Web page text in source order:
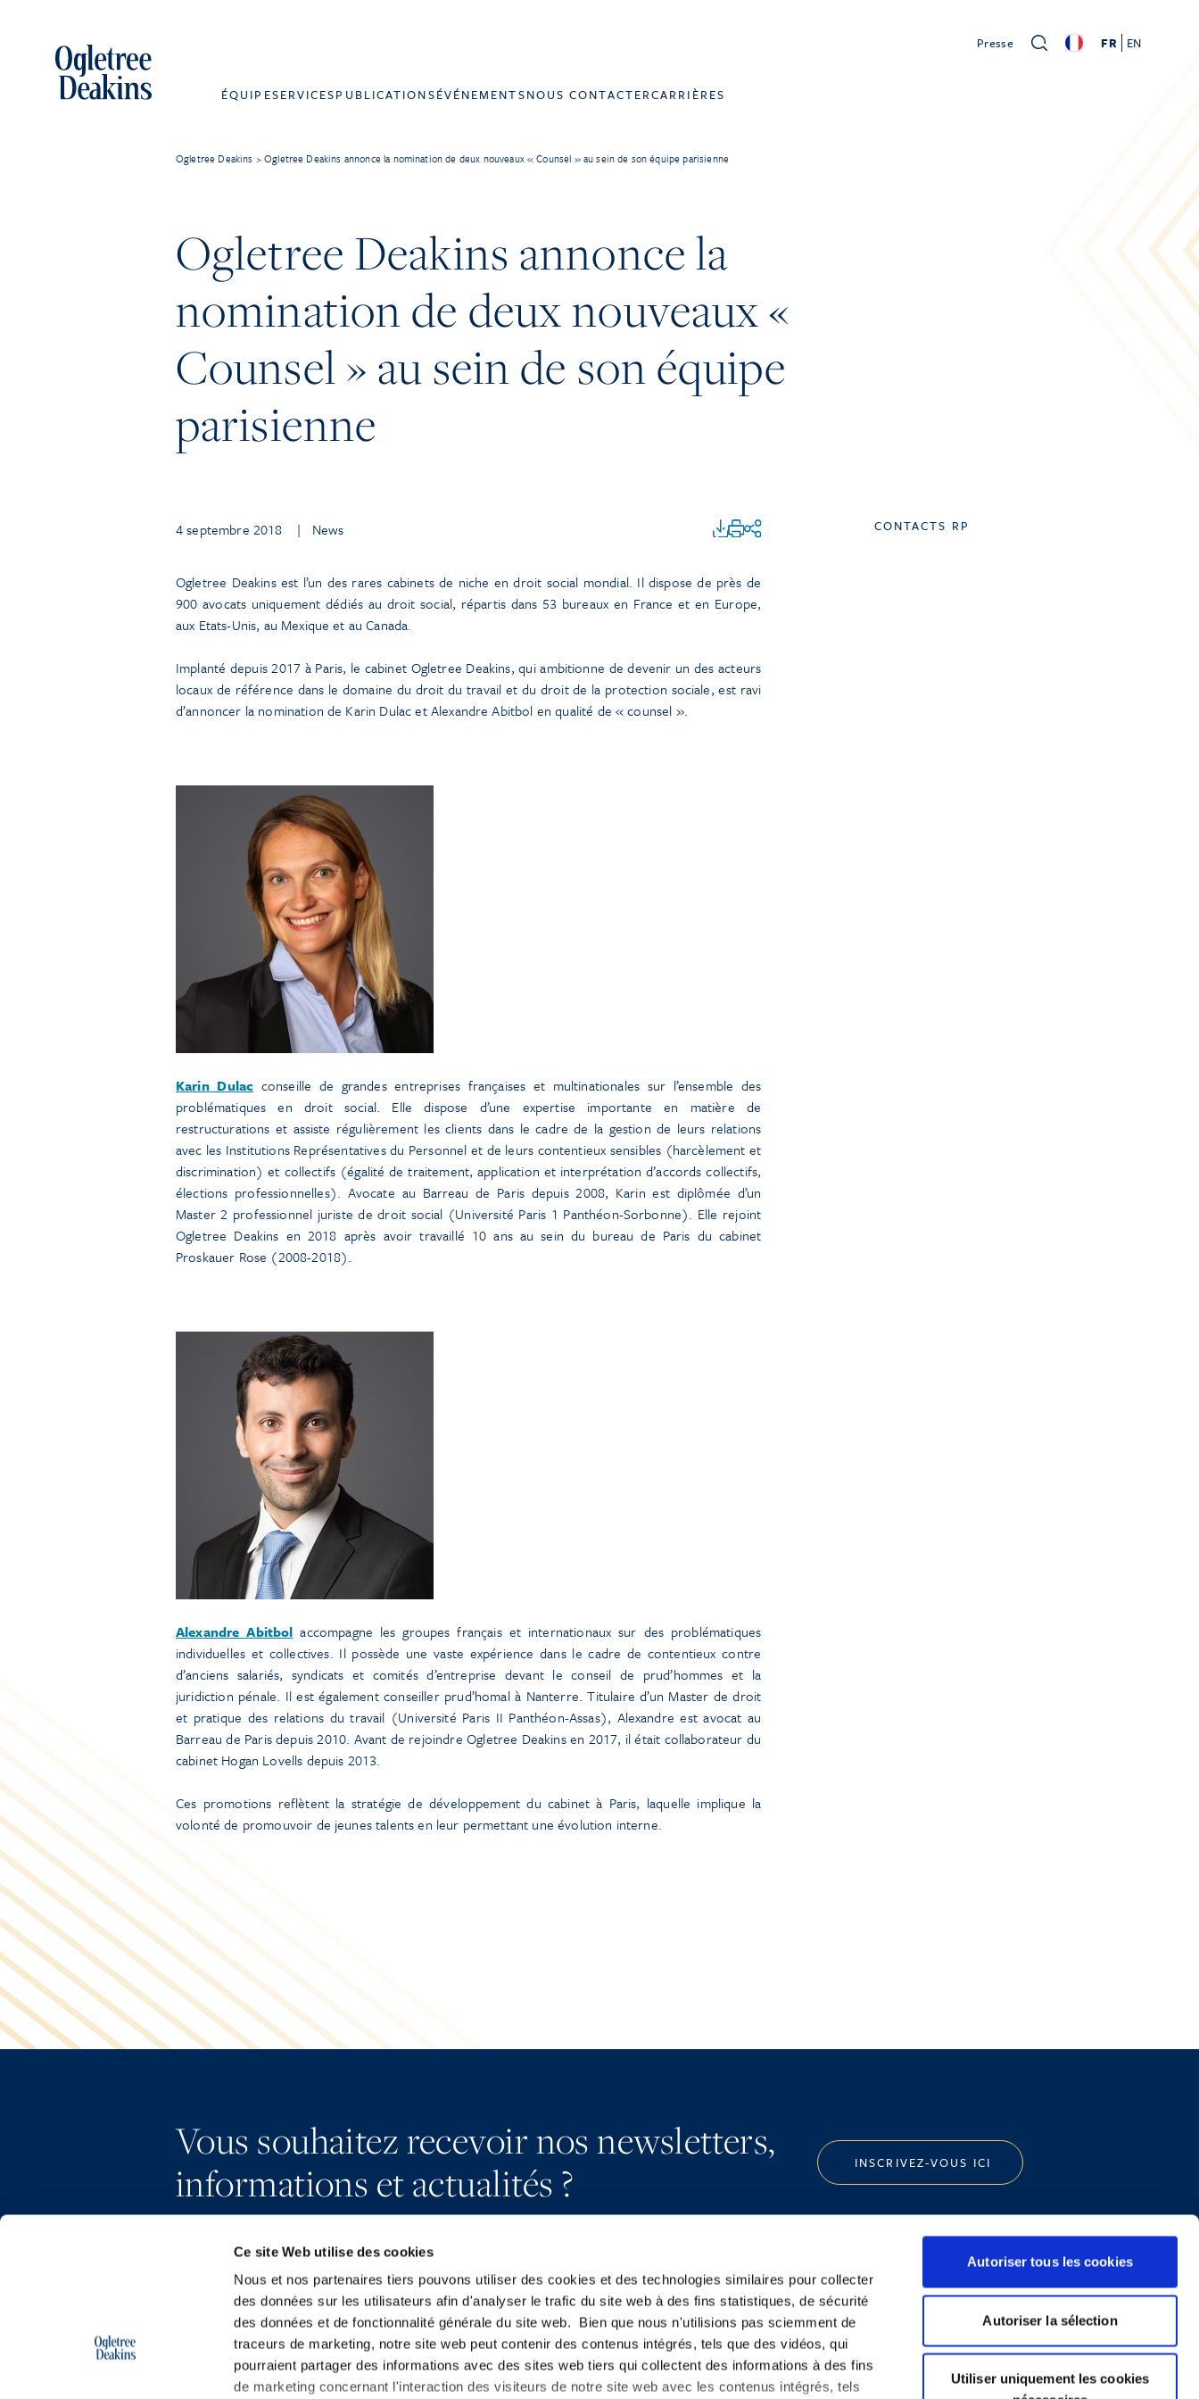
Ce site Web utilise des cookies
Nous et nos partenaires tiers pouvons utiliser des cookies et des technologies similaires pour collecter
des données sur les utilisateurs afin d'analyser le trafic du site web à des fins statistiques, de sécurité
des données et de fonctionnalité générale du site web. Bien que nous n'utilisions pas sciemment de
traceurs de marketing, notre site web peut contenir des contenus intégrés, tels que des vidéos, qui
pourraient partager des informations avec des sites web tiers qui collectent des informations à des fins
de marketing concernant l'interaction des visiteurs de notre site web avec les contenus intégrés, tels
Autoriser tous les cookies
Autoriser la sélection
Utiliser uniquement les cookies
Presse FR EN
ÉQUIPESERVICESPUBLICATIONSÉVÉNEMENTSNOUS CONTACTERCARRIÈRES
Ogletree Deakins >Ogletree Deakins annonce la nomination de deux nouveaux « Counsel » au sein de son équipe parisienne
Ogletree Deakins annonce la
nomination de deux nouveaux «
Counsel » au sein de son équipe
parisienne
4 septembre 2018 | News
Ogletree Deakins est l’un des rares cabinets de niche en droit social mondial. Il dispose de près de
900 avocats uniquement dédiés au droit social, répartis dans 53 bureaux en France et en Europe,
aux Etats-Unis, au Mexique et au Canada.
Implanté depuis 2017 à Paris, le cabinet Ogletree Deakins, qui ambitionne de devenir un des acteurs
locaux de référence dans le domaine du droit du travail et du droit de la protection sociale, est ravi
d’annoncer la nomination de Karin Dulac et Alexandre Abitbol en qualité de « counsel ».
Karin Dulac conseille de grandes entreprises françaises et multinationales sur l’ensemble des
problématiques en droit social. Elle dispose d’une expertise importante en matière de
restructurations et assiste régulièrement les clients dans le cadre de la gestion de leurs relations
avec les Institutions Représentatives du Personnel et de leurs contentieux sensibles (harcèlement et
discrimination) et collectifs (égalité de traitement, application et interprétation d’accords collectifs,
élections professionnelles). Avocate au Barreau de Paris depuis 2008, Karin est diplômée d’un
Master 2 professionnel juriste de droit social (Université Paris 1 Panthéon-Sorbonne). Elle rejoint
Ogletree Deakins en 2018 après avoir travaillé 10 ans au sein du bureau de Paris du cabinet
Proskauer Rose (2008-2018).
Alexandre Abitbol accompagne les groupes français et internationaux sur des problématiques
individuelles et collectives. Il possède une vaste expérience dans le cadre de contentieux contre
d’anciens salariés, syndicats et comités d’entreprise devant le conseil de prud’hommes et la
juridiction pénale. Il est également conseiller prud’homal à Nanterre. Titulaire d’un Master de droit
et pratique des relations du travail (Université Paris II Panthéon-Assas), Alexandre est avocat au
Barreau de Paris depuis 2010. Avant de rejoindre Ogletree Deakins en 2017, il était collaborateur du
cabinet Hogan Lovells depuis 2013.
Ces promotions reflètent la stratégie de développement du cabinet à Paris, laquelle implique la
volonté de promouvoir de jeunes talents en leur permettant une évolution interne.
CONTACTS RP
Vous souhaitez recevoir nos newsletters,
informations et actualités ?
INSCRIVEZ-VOUS ICI
S’abonner
Nous contacter
Presse
YouTube
LinkedIn
X
Politique de Confidentialité
Informations Réglementaires